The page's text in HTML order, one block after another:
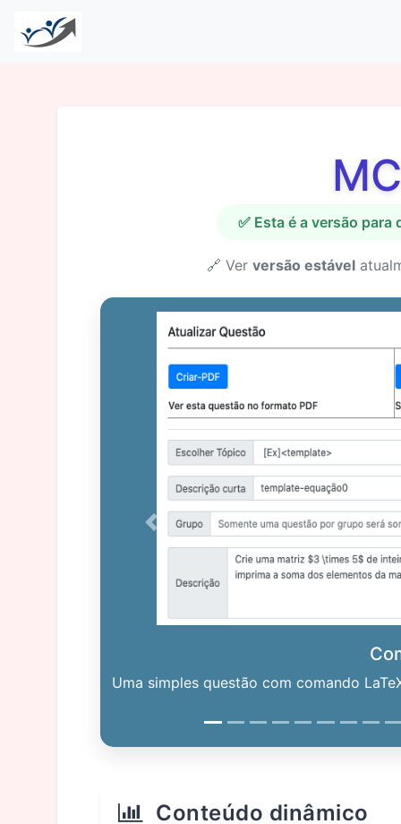
✅ Esta é a versão
🔗 Ver versão estável
Uma simples questão com comando
Previous
Conteúdo dinâmico